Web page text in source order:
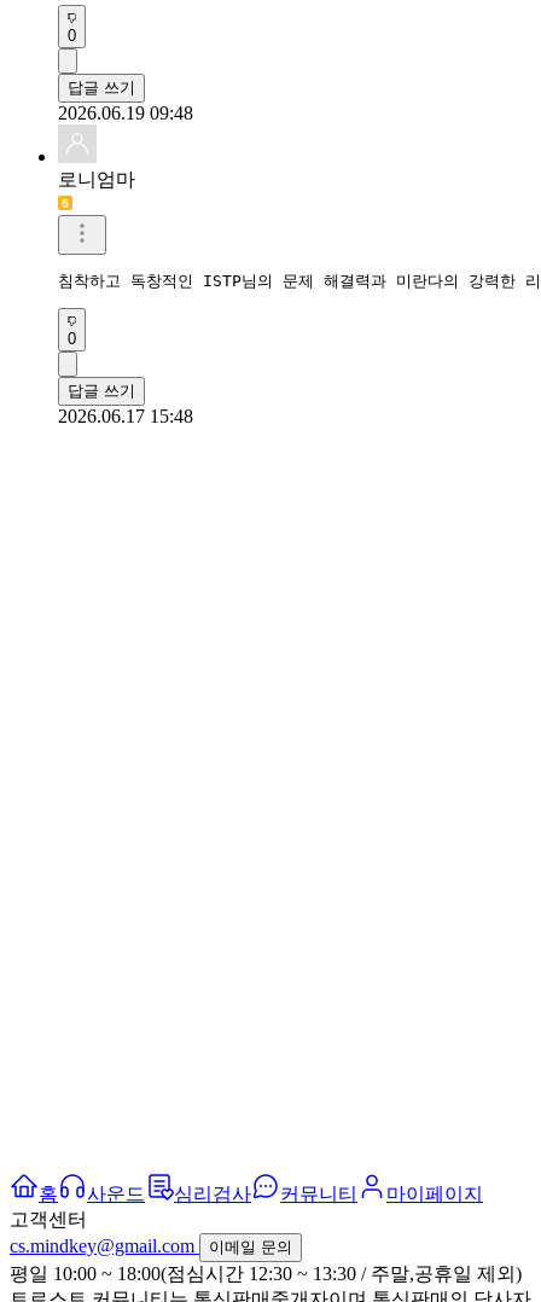
0
답글 쓰기
2026.06.19 09:48
로니엄마
침착하고 독창적인 ISTP님의 문제 해결력과 미란다의 강력한
0
답글 쓰기
2026.06.17 15:48
홈 사운드 심리검사 커뮤니티
마이페이지
고객센터
cs.mindkey@gmail.com
이메일 문의
평일 10:00 ~ 18:00(점심시간 12:30 ~ 13:30 / 주말,공휴일 제외)